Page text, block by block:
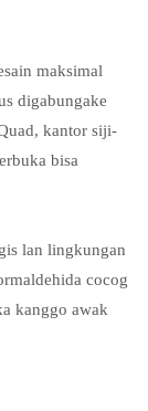
maksimal
digabungake
kantor siji-
bisa
lan lingkungan
cocog
kanggo awak